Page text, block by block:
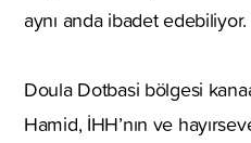
aynı anda ibadet edebiliyor.
Doula Dotbasi bölgesi
Hamid, İHH’nın ve